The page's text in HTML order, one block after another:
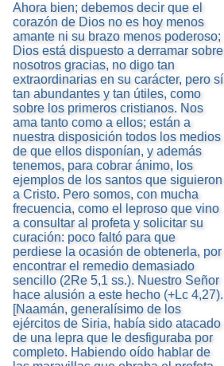
Ahora bien; debemos decir que el
corazón de Dios no es hoy menos
amante ni su brazo menos poderoso;
Dios está dispuesto a derramar sobre
nosotros gracias, no digo tan
extraordinarias en su carácter, pero sí
tan abundantes y tan útiles, como
sobre los primeros cristianos. Nos
ama tanto como a ellos; están a
nuestra disposición todos los medios
de que ellos disponían, y además
tenemos, para cobrar ánimo, los
ejemplos de los santos que siguieron
a Cristo. Pero somos, con mucha
frecuencia, como el leproso que vino
a consultar al profeta y solicitar su
curación: poco faltó para que
perdiese la ocasión de obtenerla, por
encontrar el remedio demasiado
sencillo (2Re 5,1 ss.). Nuestro Señor
hace alusión a este hecho (+Lc 4,27).
[Naamán, generalísimo de los
ejércitos de Siria, había sido atacado
de una lepra que le desfiguraba por
completo. Habiendo oído hablar de